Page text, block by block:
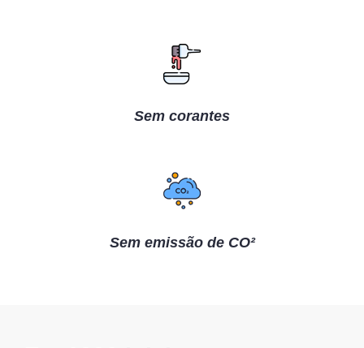
Sem corantes
Sem emissão de CO²